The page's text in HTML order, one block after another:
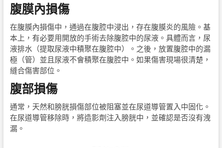
腹膜內損傷
在腹膜內損傷中，通過在腹腔中浸出，存在腹膜炎的風險。基
本上，有必要用開放的手術去除腹腔中的尿液。具體而言，尿
液排水（提取尿液中積聚在腹腔中）。之後，放置腹腔中的漏
極（管）並且尿液不會積聚在腹腔中。如果傷害現場很清楚，
縫合傷害部位。
腹部損傷
通常，天然和膀胱損傷部位被阻塞並在尿道導管置入中固化。
在尿道導管移除時，將造影劑注入膀胱中，並確認是否沒有洩
漏。